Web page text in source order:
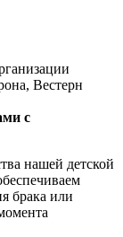
Вестерн
с
нашей детской
брака или